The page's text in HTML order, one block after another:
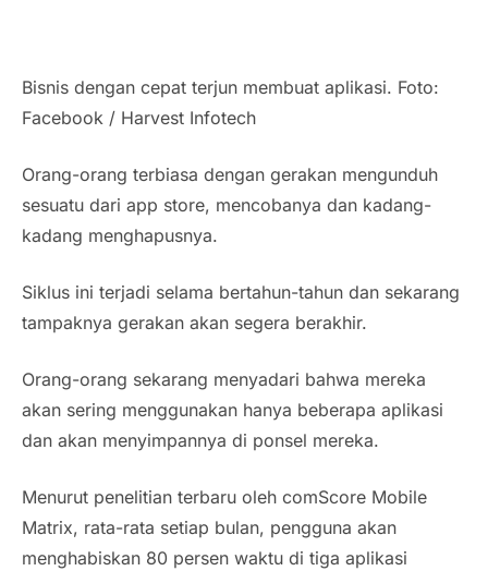
Bisnis dengan cepat terjun membuat aplikasi. Foto:
Facebook / Harvest Infotech
Orang-orang terbiasa dengan gerakan mengunduh
sesuatu dari app store, mencobanya dan kadang-
kadang menghapusnya.
Siklus ini terjadi selama bertahun-tahun dan sekarang
tampaknya gerakan akan segera berakhir.
Orang-orang sekarang menyadari bahwa mereka
akan sering menggunakan hanya beberapa aplikasi
dan akan menyimpannya di ponsel mereka.
Menurut penelitian terbaru oleh comScore Mobile
Matrix, rata-rata setiap bulan, pengguna akan
menghabiskan 80 persen waktu di tiga aplikasi